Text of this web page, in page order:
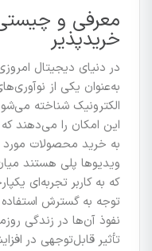
معرفی و چیستی
خریدپذیر
در دنیای دیجیتال
به‌عنوان یکی از
الکترونیک شناخته
این امکان را می‌دهند
به خرید محصولات مورد
ویدیوها پلی هستند
که به کاربر تجربه‌ای
توجه به گسترش
نفوذ آن‌ها در زندگی
تأثیر قابل‌توجهی در